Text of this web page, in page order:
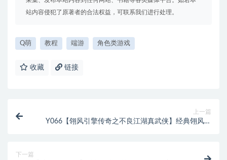
站内容侵犯了原著者的合法权益，可联系我们进行处理。
Q萌 教程 端游 角色类游戏
收藏 链接
上一篇
Y066【翎风引擎传奇之不良江湖真武侠】经典翎风引
下一篇